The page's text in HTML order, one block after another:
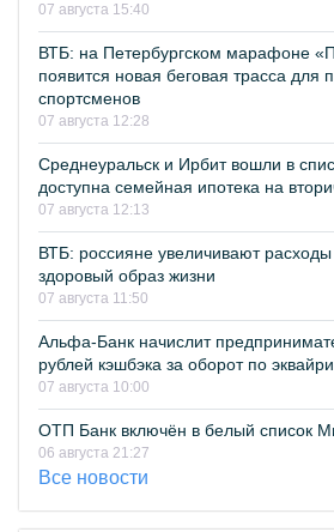
07 августа 15:40
ВТБ: на Петербургском марафоне
появится новая беговая трасса для
спортсменов
07 августа 12:28
Среднеуральск и Ирбит вошли в
доступна семейная ипотека на
07 августа 12:13
ВТБ: россияне увеличивают расходы
здоровый образ жизни
07 августа 11:50
Альфа-Банк начислит
рублей кэшбэка за оборот по
07 августа 10:00
ОТП Банк включён в белый список
06 августа 21:27
Все новости